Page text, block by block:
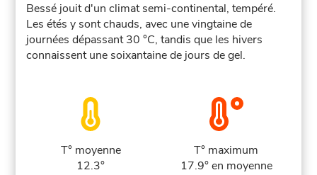
Bessé jouit d'un climat semi-continental, tempéré.
Les étés y sont chauds, avec une vingtaine de
journées dépassant 30 °C, tandis que les hivers
connaissent une soixantaine de jours de gel.
T° moyenne
12.3°
T° maximum
17.9° en moyenne